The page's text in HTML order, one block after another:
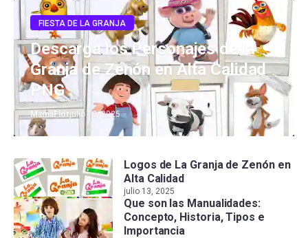
FIESTA DE LA GRANJA
Descarga los Personajes de la
Granja de Zenón en Alta Calidad
PNG
MamaFlorjulio 13, 2025
Logos de La Granja de Zenón en
Alta Calidad
julio 13, 2025
Que son las Manualidades:
Concepto, Historia, Tipos e
Importancia